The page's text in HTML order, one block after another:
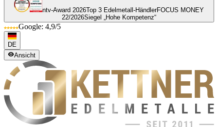
ntv-Award 2026Top 3 Edelmetall-HändlerFOCUS MONEY
22/2026Siegel „Hohe Kompetenz“
Google: 4,9/5
DE
Ansicht